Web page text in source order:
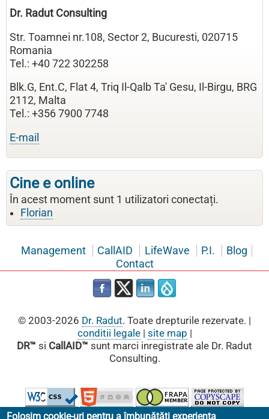
Dr. Radut Consulting
Str. Toamnei nr.108, Sector 2, Bucuresti, 020715
Romania
Tel.: +40 722 302258
Blk.G, Ent.C, Flat 4, Triq Il-Qalb Ta' Gesu, Il-Birgu, BRG
2112, Malta
Tel.: +356 7900 7748
E-mail
Cine e online
În acest moment sunt 1 utilizatori conectați.
Florian
Management CallAID LifeWave P.I.
Blog
Contact
© 2003-2026 Dr. Radut. Toate drepturile rezervate. |
conditii legale| site map |
DR™ si CallAID™ sunt marci inregistrate ale Dr. Radut
Consulting.
Folosim cookie-uri pentru a îmbunătăți experiența